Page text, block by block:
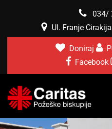
034/
Ul. Franje
Doniraj
Facebook